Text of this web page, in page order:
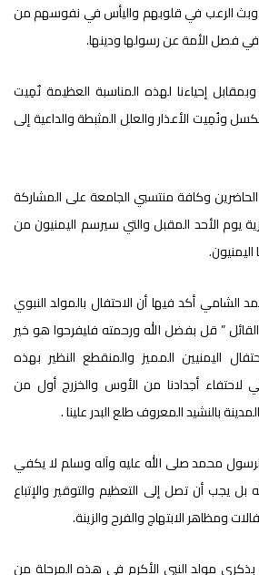
وبث الرعب في قلوبهم واليأس في نفوسهم من
فصل الأمة عن رسولها ودينها.
إحياءنا لهذه المناسبة العظيمة نٌمِيت
ونُمِيت الأعذار والعلل المثبطة والداعية إلى
وكافة منتسبي الجامعة على المشاركة
يوم الأحد المقبل والتي سيرسم اليمنيون من
الشامي أكد فيها أن الاحتفال بالمولد النبوي
” قل بفضل الله ورحمته فليفرحوا هو خير
اليمنيين المميز والمنقطع النظير بهذه
لاحتفاء أجدادنا من الأوس والخزرج أول من
بالنشيد المعروف طلع البدر علينا .
محمد صلى الله عليه وآله وسلم لا يكفي
بل يجب أن تصل إلى التعظيم والتوقير والإتباع
ومظاهر الابتهاج والفرح والزينة.
بذكرى مولد النبي الأكرم في هذه المرحلة من